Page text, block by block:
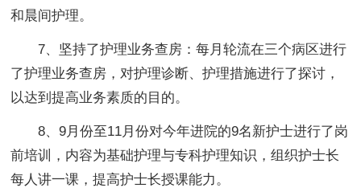
和晨间护理。
7、坚持了护理业务查房：每月轮流在三个病区进行
了护理业务查房，对护理诊断、护理措施进行了探讨，
以达到提高业务素质的目的。
8、9月份至11月份对今年进院的9名新护士进行了岗
前培训，内容为基础护理与专科护理知识，组织护士长
每人讲一课，提高护士长授课能力。